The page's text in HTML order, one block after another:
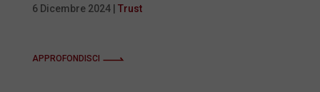
6 Dicembre 2024| Trust
APPROFONDISCI